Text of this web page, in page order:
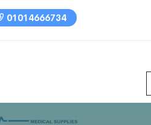
01014666734